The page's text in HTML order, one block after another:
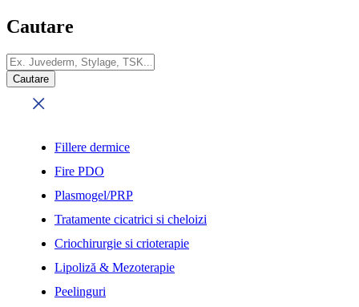
Cautare
Fillere dermice
Fire PDO
Plasmogel/PRP
Tratamente cicatrici si cheloizi
Criochirurgie si crioterapie
Lipoliză & Mezoterapie
Peelinguri